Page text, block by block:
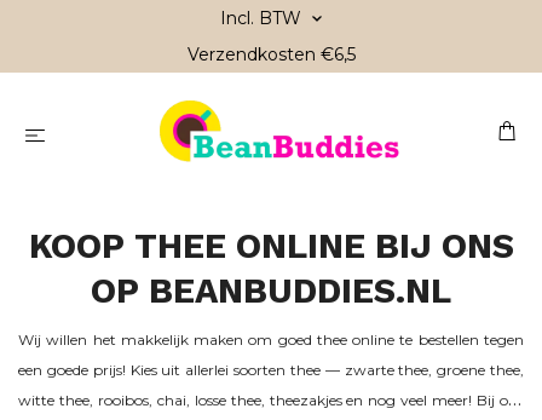
Incl. BTW
Verzendkosten €6,5
KOOP THEE ONLINE BIJ ONS
OP BEANBUDDIES.NL
Wij willen het makkelijk maken om goed thee online te bestellen tegen
een goede prijs! Kies uit allerlei soorten thee — zwarte thee, groene thee,
witte thee, rooibos, chai, losse thee, theezakjes en nog veel meer! Bij ons